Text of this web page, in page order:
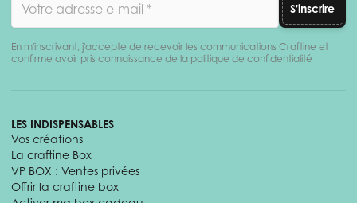
S'inscrire
En m'inscrivant, j'accepte de recevoir les communications Craftine et
confirme avoir pris connaissance de la politique de confidentialité
LES INDISPENSABLES
Vos créations
La craftine Box
VP BOX : Ventes privées
Offrir la craftine box